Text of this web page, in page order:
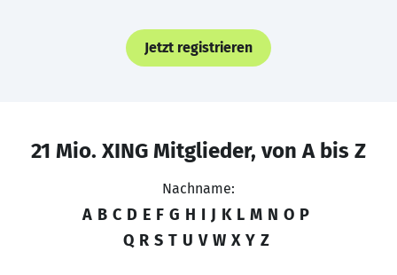
Jetzt registrieren
21 Mio. XING Mitglieder, von A bis Z
Nachname:
A B C D E F G H I J K L M N O P
Q R S T U V W X Y Z